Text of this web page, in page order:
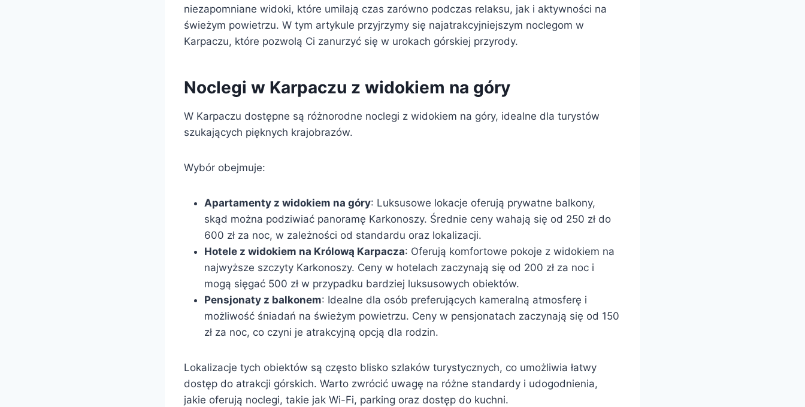
niezapomniane widoki, które umilają czas zarówno podczas relaksu, jak i aktywności na
świeżym powietrzu. W tym artykule przyjrzymy się najatrakcyjniejszym noclegom w
Karpaczu, które pozwolą Ci zanurzyć się w urokach górskiej przyrody.
Noclegi w Karpaczu z widokiem na góry
W Karpaczu dostępne są różnorodne noclegi z widokiem na góry, idealne dla turystów
szukających pięknych krajobrazów.
Wybór obejmuje:
Apartamenty z widokiem na góry: Luksusowe lokacje oferują prywatne balkony,
skąd można podziwiać panoramę Karkonoszy. Średnie ceny wahają się od 250 zł do
600 zł za noc, w zależności od standardu oraz lokalizacji.
Hotele z widokiem na Królową Karpacza: Oferują komfortowe pokoje z widokiem na
najwyższe szczyty Karkonoszy. Ceny w hotelach zaczynają się od 200 zł za noc i
mogą sięgać 500 zł w przypadku bardziej luksusowych obiektów.
Pensjonaty z balkonem: Idealne dla osób preferujących kameralną atmosferę i
możliwość śniadań na świeżym powietrzu. Ceny w pensjonatach zaczynają się od 150
zł za noc, co czyni je atrakcyjną opcją dla rodzin.
Lokalizacje tych obiektów są często blisko szlaków turystycznych, co umożliwia łatwy
dostęp do atrakcji górskich. Warto zwrócić uwagę na różne standardy i udogodnienia,
jakie oferują noclegi, takie jak Wi-Fi, parking oraz dostęp do kuchni.